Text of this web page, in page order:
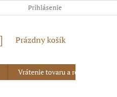
Prihlásenie
NÁKUPNÝ
Prázdny košík
Vrátenie tovaru a reklamácia